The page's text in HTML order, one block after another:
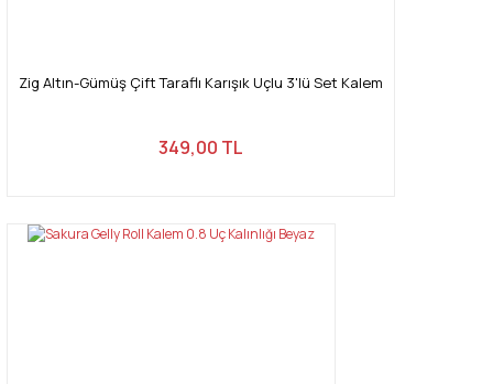
Zig Altın-Gümüş Çift Taraflı Karışık Uçlu 3'lü Set Kalem
349,00 TL